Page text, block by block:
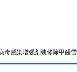
毒感染增强剂 装修除甲醛